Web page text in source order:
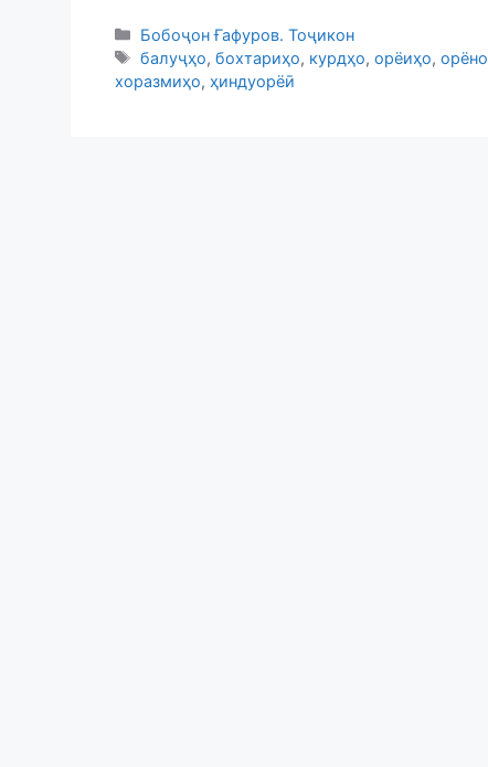
Categories
Бобоҷон Ғафуров. Тоҷикон
Tags
балуҷҳо, бохтариҳо, курдҳо, орёиҳо, орёно
хоразмиҳо, ҳиндуорёӣ